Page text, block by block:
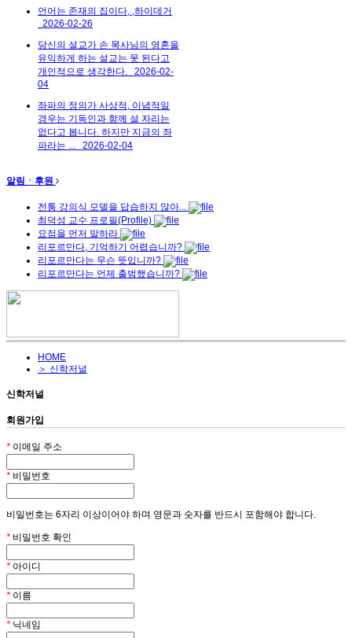
언어는 존재의 집이다, ,하이데거
2026-02-26
당신의 설교가 손 목사님의 영혼을
유익하게 하는 설교는 못 된다고
개인적으로 생각한다.
2026-02-
04
좌파의 정의가 사상적, 이념적일
경우는 기독인과 함께 설 자리는
없다고 봅니다. 하지만 지금의 좌
파라는 ...
2026-02-04
알림ㆍ후원
전통 강의식 모델을 답습하지 않아...
최덕성 교수 프로필(Profile)
요점을 먼저 말하라
리포르만다, 기억하기 어렵습니까?
리포르만다는 무슨 뜻입니까?
리포르만다는 언제 출범했습니까?
HOME
＞ 신학저널
신학저널
회원가입
* 이메일 주소
* 비밀번호
비밀번호는 6자리 이상이어야 하며 영문과 숫자를 반드시 포함해야 합니다.
* 비밀번호 확인
* 아이디
* 이름
* 닉네임